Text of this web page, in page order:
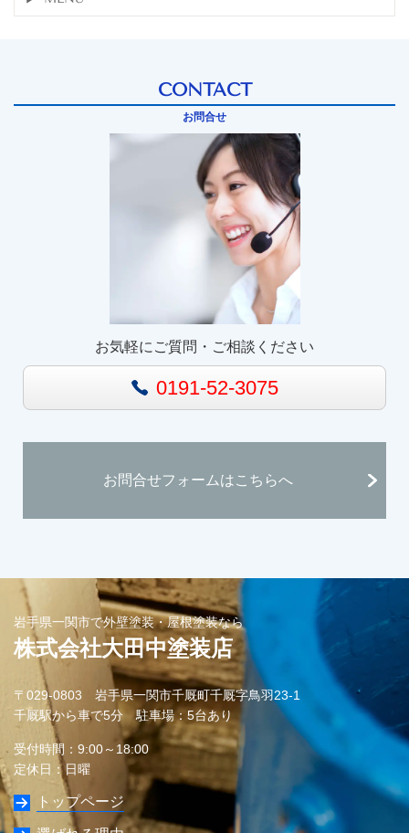
CONTACT
お問合せ
お気軽にご質問・ご相談ください
0191-52-3075
お問合せフォームはこちらへ
岩手県一関市で外壁塗装・屋根塗装なら
株式会社大田中塗装店
〒029-0803 岩手県一関市千厩町千厩字鳥羽23-1
千厩駅から車で5分 駐車場： 5台あり
受付時間：9:00～18:00
定休日：日曜
トップページ